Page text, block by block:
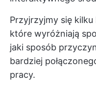
Przyjrzyjmy się
które wyróżniają
jaki sposób
bardziej
pracy.